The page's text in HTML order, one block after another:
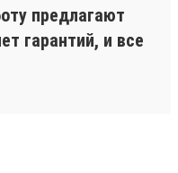
предлагают
гарантий, и все